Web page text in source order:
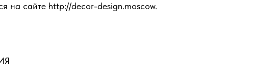
на сайте http://decor-design.moscow.